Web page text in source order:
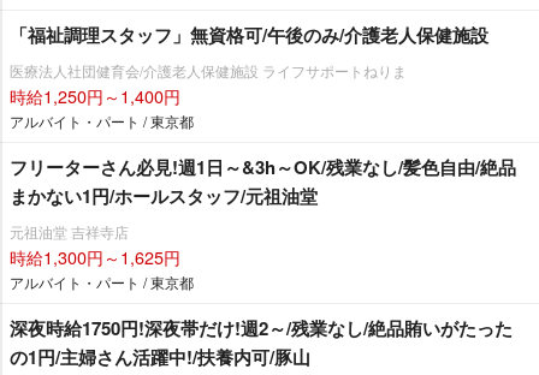
「福祉調理スタッフ」無資格可/午後のみ/介護老人保健施設
医療法人社団健育会/介護老人保健施設 ライフサポートねりま
時給1,250円～1,400円
アルバイト・パート / 東京都
フリーターさん必見!週1日～&3h～OK/残業なし/髪色自由/絶品
まかない1円/ホールスタッフ/元祖油堂
元祖油堂 吉祥寺店
時給1,300円～1,625円
アルバイト・パート / 東京都
深夜時給1750円!深夜帯だけ!週2～/残業なし/絶品賄いがたった
の1円/主婦さん活躍中!/扶養内可/豚山